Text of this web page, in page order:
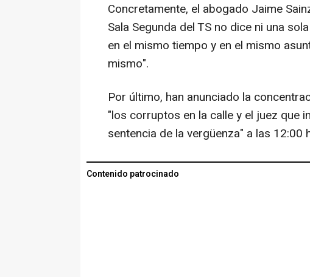
Concretamente, el abogado Jaime
Sala Segunda del TS no dice ni una
en el mismo tiempo y en el mismo
mismo".
Por último, han anunciado la
"los corruptos en la calle y el juez que
sentencia de la vergüenza" a las 12:00
Contenido patrocinado